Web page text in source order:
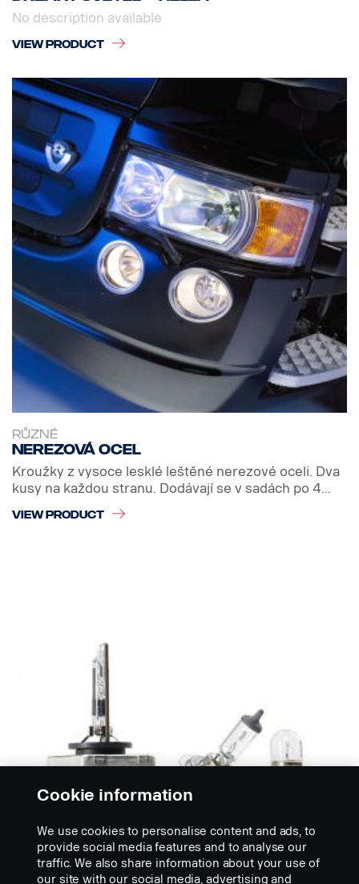
No description available
VIEW PRODUCT
RŮZNÉ
Nerezová ocel
Kroužky z vysoce lesklé leštěné nerezové oceli. Dva
kusy na každou stranu. Dodávají se v sadách po 4...
VIEW PRODUCT
Cookie information
We use cookies to personalise content and ads, to
provide social media features and to analyse our
traffic. We also share information about your use of
our site with our social media, advertising and